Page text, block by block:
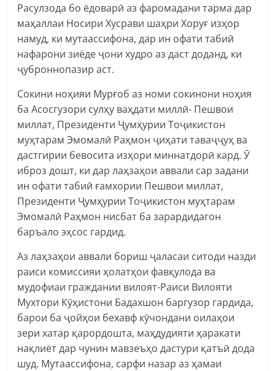
Расулзода бо ёдоварӣ аз фаромадани тарма дар
маҳаллаи Носири Хусрави шаҳри Хоруғ изҳор
намуд, ки мутаассифона, дар ин офати табиӣ
нафарони зиёде ҷони худро аз даст доданд, ки
ҷуброннопазир аст.
Сокини ноҳияи Мурғоб аз номи сокинони ноҳия
ба Асосгузори сулҳу ваҳдати миллӣ- Пешвои
миллат, Президенти Ҷумҳурии Тоҷикистон
муҳтарам Эмомалӣ Раҳмон ҷиҳати таваҷҷуҳ ва
дастгирии бевосита изҳори миннатдорӣ кард. Ӯ
иброз дошт, ки дар лаҳзаҳои аввали сар задани
ин офати табиӣ ғамхории Пешвои миллат,
Президенти Ҷумҳурии Тоҷикистон муҳтарам
Эмомалӣ Раҳмон нисбат ба зарардидагон
баръало эҳсос гардид.
Аз лаҳзаҳои аввали бориш ҷаласаи ситоди назди
раиси комиссияи ҳолатҳои фавқулода ва
мудофиаи граждании вилоят-Раиси Вилояти
Мухтори Кӯҳистони Бадахшон баргузор гардида,
барои ба ҷойҳои бехавф кӯчондани оилаҳои
зери хатар қарордошта, маҳдудияти ҳаракати
нақлиёт дар чунин мавзеъҳо дастури қатъӣ дода
шуд. Мутаассифона, сарфи назар аз ҳамаи